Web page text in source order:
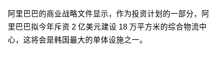
阿里巴巴的商业战略文件显示，作为投资计划的一部分，阿
里巴巴拟今年斥资 2 亿美元建设 18 万平方米的综合物流中
心，这将会是韩国最大的单体设施之一。